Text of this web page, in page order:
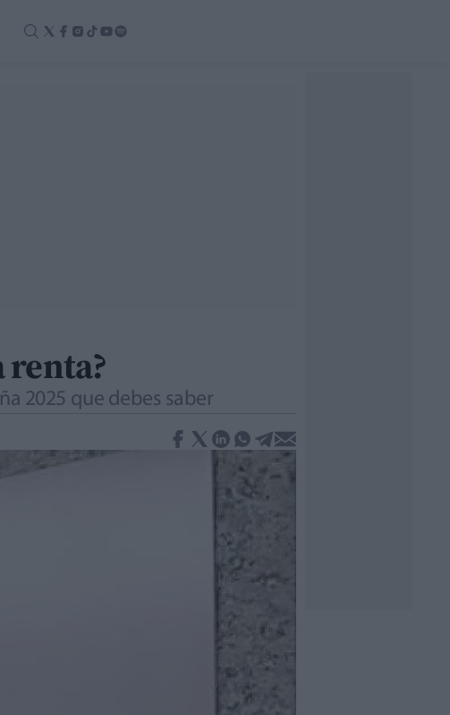
renta?
2025 que debes saber